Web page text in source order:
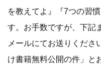
を教えてよ』『7つの習
す。お手数ですが、下記
メールにてお送りくださ
け書籍無料公開の件」と